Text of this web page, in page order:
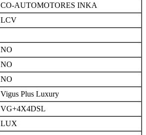
CO-AUTOMOTORES INKA
LCV
NO
NO
NO
Vigus Plus Luxury
VG+4X4DSL
LUX